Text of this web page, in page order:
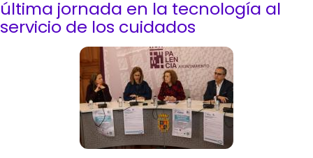
Alzheimer
desde
comunitaria
centrará
próxima
última jornada en la tecnología al
servicio de los cuidados